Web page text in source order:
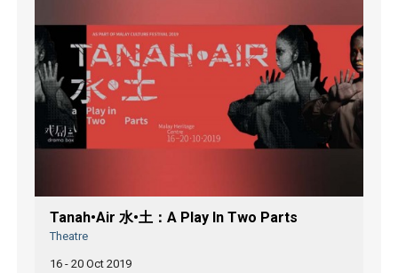
Tanah•Air 水•土：A Play In Two Parts
Theatre
16 - 20 Oct 2019